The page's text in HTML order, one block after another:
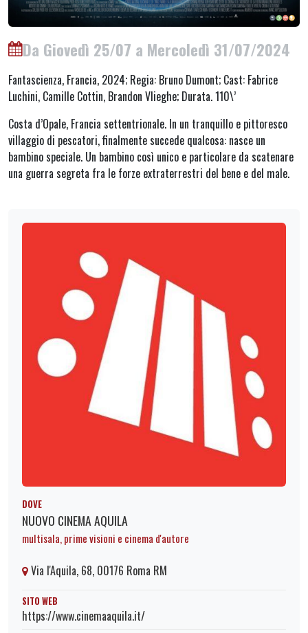
Da Giovedì 25/07 a Mercoledì 31/07/2024
Fantascienza, Francia, 2024; Regia: Bruno Dumont; Cast: Fabrice
Luchini, Camille Cottin, Brandon Vlieghe; Durata. 110\’
Costa d’Opale, Francia settentrionale. In un tranquillo e pittoresco
villaggio di pescatori, finalmente succede qualcosa: nasce un
bambino speciale. Un bambino così unico e particolare da scatenare
una guerra segreta fra le forze extraterrestri del bene e del male.
DOVE
NUOVO CINEMA AQUILA
multisala, prime visioni e cinema d'autore
Via l'Aquila, 68, 00176 Roma RM
SITO WEB
https://www.cinemaaquila.it/